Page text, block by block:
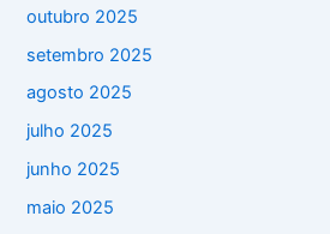
outubro 2025
setembro 2025
agosto 2025
julho 2025
junho 2025
maio 2025